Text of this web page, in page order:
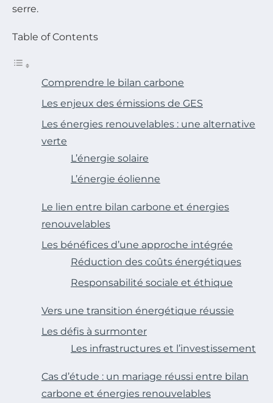
serre.
Table of Contents
Comprendre le bilan carbone
Les enjeux des émissions de GES
Les énergies renouvelables : une alternative
verte
L’énergie solaire
L’énergie éolienne
Le lien entre bilan carbone et énergies
renouvelables
Les bénéfices d’une approche intégrée
Réduction des coûts énergétiques
Responsabilité sociale et éthique
Vers une transition énergétique réussie
Les défis à surmonter
Les infrastructures et l’investissement
Cas d’étude : un mariage réussi entre bilan
carbone et énergies renouvelables